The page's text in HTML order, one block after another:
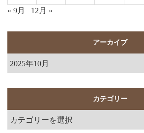
« 9月
12月 »
アーカイブ
カテゴリー